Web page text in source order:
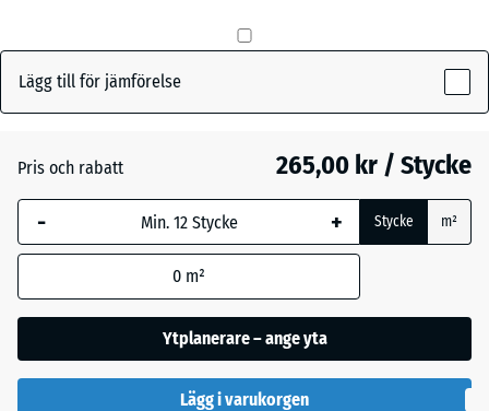
Atlantisk
Engelskt
gräs
Etna
Grå
Lägg till för jämförelse
Pris och rabatt 265,00 kr / Stycke
- + Stycke m²
0 m²
Ytplanerare – ange yta
Lägg i varukorgen